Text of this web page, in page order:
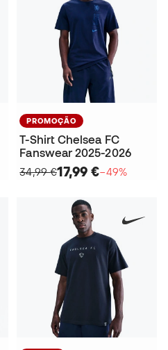
PROMOÇÃO
T-Shirt Chelsea FC
Fanswear 2025-2026
34,99 €17,99 €−49%